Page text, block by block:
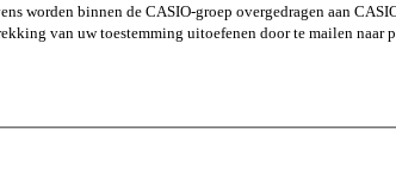
worden binnen de CASIO-groep overgedragen aan
van uw toestemming uitoefenen door te mailen naar